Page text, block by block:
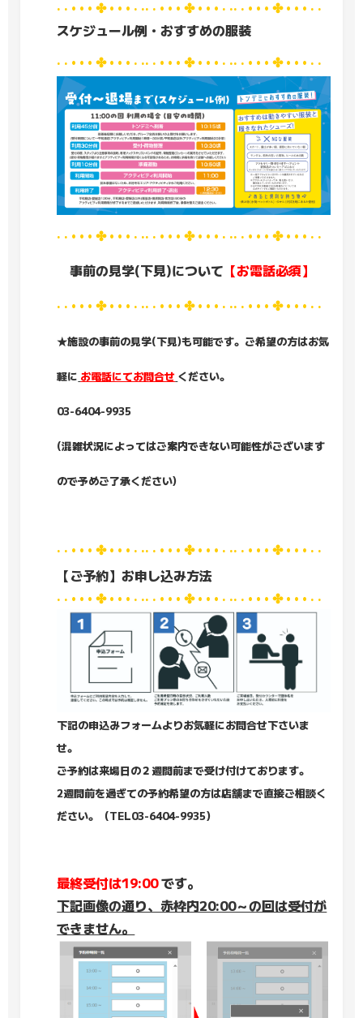
· · • • • ✤ • • • · ·· · • • • ✤ • • • · ·· · • • • ✤ • • • · ·
スケジュール例・おすすめの服装
· · • • • ✤ • • • · ·· · • • • ✤ • • • · ·· · • • • ✤ • • • · ·
· · • • • ✤ • • • · ·· · • • • ✤ • • • · ·· · • • • ✤ • • • · ·
事前の見学(下見)について 【お電話必須】
· · • • • ✤ • • • · ·· · • • • ✤ • • • · ·· · • • • ✤ • • • · ·
★施設の事前の見学(下見)も可能です。ご希望の方はお気
軽に お電話にてお問合せ ください。
03-6404-9935
(混雑状況によってはご案内できない可能性がございます
ので予めご了承ください)
· · • • • ✤ • • • · ·· · • • • ✤ • • • · ·· · • • • ✤ • • • · ·
【ご予約】お申し込み方法
· · • • • ✤ • • • · ·· · • • • ✤ • • • · ·· · • • • ✤ • • • · ·
下記の申込みフォームよりお気軽にお問合せ下さいま
せ。
ご予約は来場日の２週間前まで受け付けております。
2週間前を過ぎての予約希望の方は店舗まで直接ご相談く
ださい。（TEL03-6404-9935）
最終受付は19:00です。
下記画像の通り、赤枠内20:00～の回は受付が
できません。